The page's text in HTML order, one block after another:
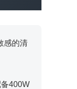
感的清
400W